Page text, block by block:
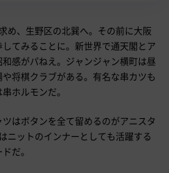
め、生野区の北巽へ。その前に大阪
てみることに。新世界で通天閣とア
感がパねえ。ジャンジャン横町は昼
将棋クラブがある。有名な串カツも
ホルモンだ。
はボタンを全て留めるのがアニスタ
ニットのインナーとしても活躍する
だ。